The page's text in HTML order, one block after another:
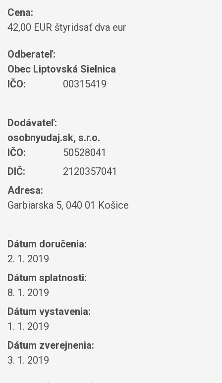
Cena:
42,00 EUR štyridsať dva eur
Odberateľ:
Obec Liptovská Sielnica
IČO:
00315419
Dodávateľ:
osobnyudaj.sk, s.r.o.
IČO:
50528041
DIČ:
2120357041
Adresa:
Garbiarska 5, 040 01 Košice
Dátum doručenia:
2. 1. 2019
Dátum splatnosti:
8. 1. 2019
Dátum vystavenia:
1. 1. 2019
Dátum zverejnenia:
3. 1. 2019